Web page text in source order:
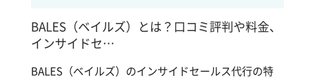
BALES（ベイルズ）とは？口コミ評判や料金、
インサイドセ…
BALES（ベイルズ）のインサイドセールス代行の特